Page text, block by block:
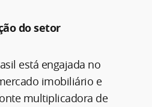
do setor
está engajada no
imobiliário e
multiplicadora de